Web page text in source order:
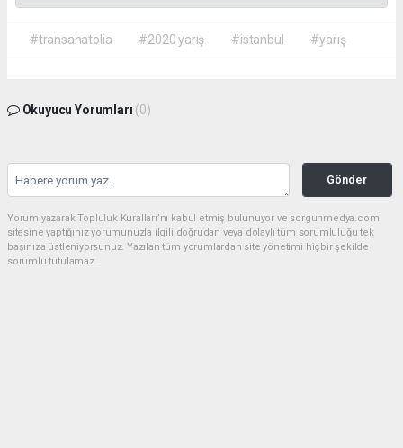
#transanatolia #2020 yarış #istanbul #yarış
Okuyucu Yorumları (0)
Gönder
Yorum yazarak Topluluk Kuralları’nı kabul etmiş bulunuyor ve sorgunmedya.com
sitesine yaptığınız yorumunuzla ilgili doğrudan veya dolaylı tüm sorumluluğu tek
başınıza üstleniyorsunuz. Yazılan tüm yorumlardan site yönetimi hiçbir şekilde
sorumlu tutulamaz.